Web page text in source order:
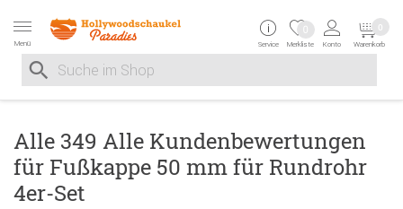
Menü
Suche nach
Suche im Shop, nach der Eingabe von 3 Buchstaben
Service Merkliste
0
Konto Warenkorb
0
Alle 349 Alle Kundenbewertungen
für Fußkappe 50 mm für Rundrohr
4er-Set